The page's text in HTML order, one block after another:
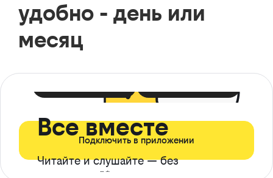
удобно - день или
месяц
Все вместе
Читайте и слушайте — без
ограничений*
Подключить в приложении